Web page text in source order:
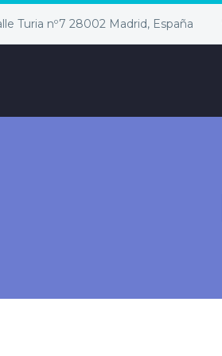
Turia nº7 28002 Madrid, España